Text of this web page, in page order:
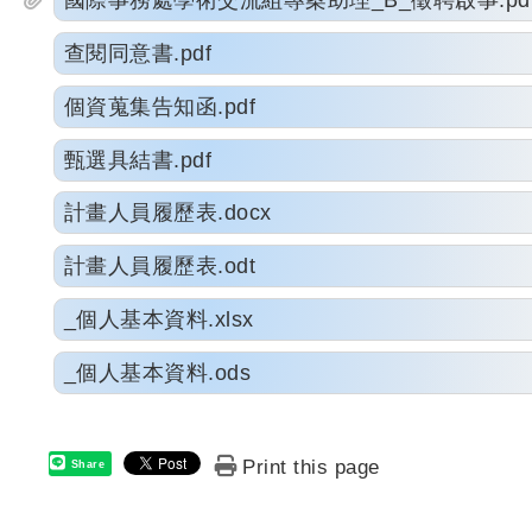
查閱同意書.pdf
個資蒐集告知函.pdf
甄選具結書.pdf
計畫人員履歷表.docx
計畫人員履歷表.odt
_個人基本資料.xlsx
_個人基本資料.ods
Share Print this page